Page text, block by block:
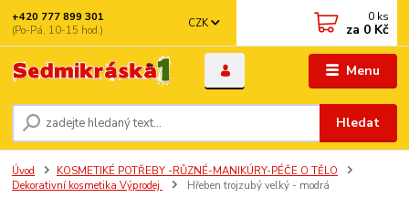
Menu
CZK
Hledat
+420 777 899 301
(Po-Pá, 10-15 hod.)
0 ks
za 0 Kč
Úvod
KOSMETIKÉ POTŘEBY -RŮZNÉ-MANIKÚRY-PÉČE O TĚLO
Dekorativní kosmetika Výprodej
Hřeben trojzubý velký - modrá